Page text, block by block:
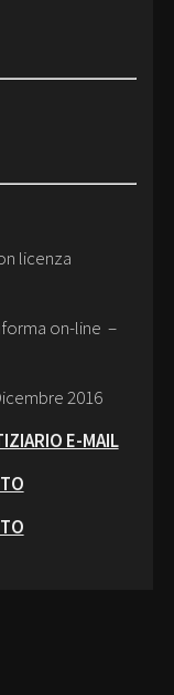
licenza
on-line –
2016
E-MAIL